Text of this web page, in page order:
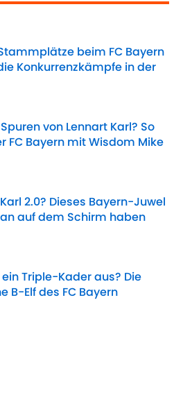
beim FC Bayern
Konkurrenzkämpfe in der
on Invalid Date
von Lennart Karl? So
FC Bayern mit Wisdom Mike
on Invalid Date
2.0? Dieses Bayern-Juwel
auf dem Schirm haben
on Invalid Date
Triple-Kader aus? Die
B-Elf des FC Bayern
on Invalid Date